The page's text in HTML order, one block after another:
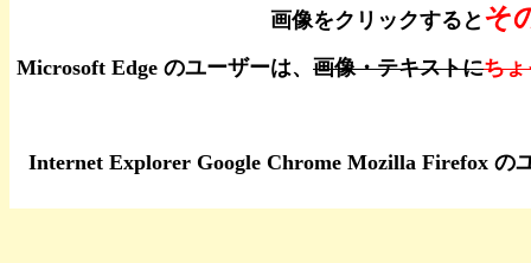
画像をクリックすると そ
Microsoft Edge のユーザーは、 画像・テキストにちょ
Internet Explorer Google Chrome Mozilla Firefox の